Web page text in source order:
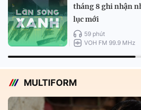
tháng 8 ghi nhận
lục mới
59 phút
VOH FM 99.9 MHz
MULTIFORM